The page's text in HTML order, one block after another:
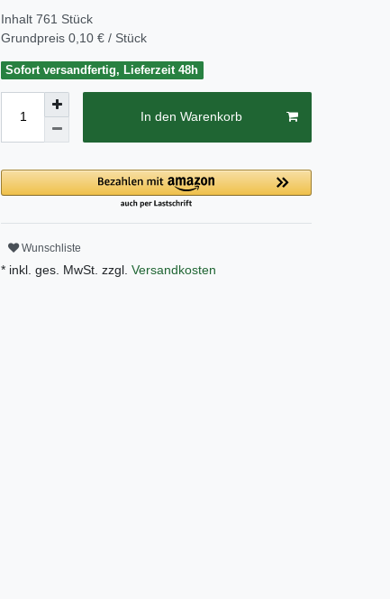
Inhalt 761 Stück
Grundpreis 0,10 € / Stück
Sofort versandfertig, Lieferzeit 48h
In den Warenkorb
Wunschliste
* inkl. ges. MwSt. zzgl. Versandkosten